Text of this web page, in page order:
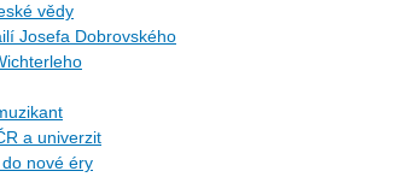
vědy
Josefa Dobrovského
a univerzit
nové éry